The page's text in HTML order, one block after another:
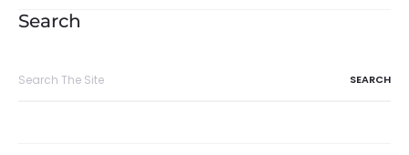
entradas
Search